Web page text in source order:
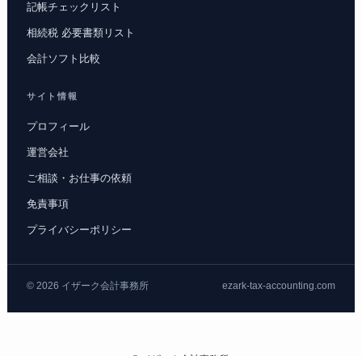
記帳チェックリスト
相続税 必要書類リスト
会計ソフト比較
サイト情報
プロフィール
運営会社
ご相談・お仕事の依頼
免責事項
プライバシーポリシー
© 2026 イザーク会計事務所 ezark-tax-accounting.com